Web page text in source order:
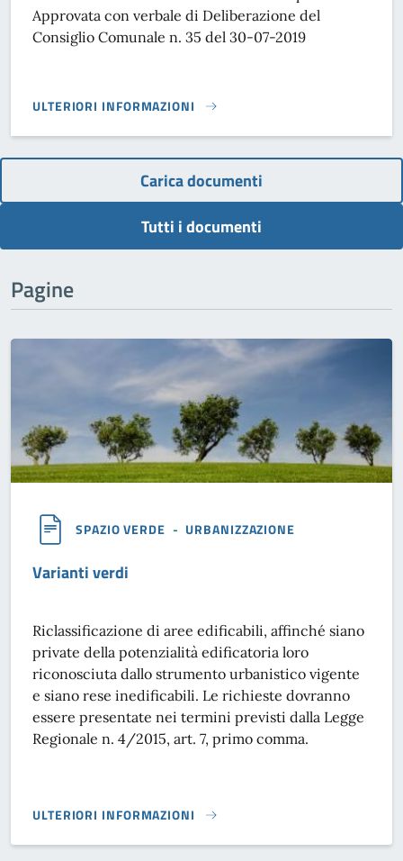
Approvata con verbale di Deliberazione del
Consiglio Comunale n. 35 del 30-07-2019
ULTERIORI INFORMAZIONI
PIANO DEGLI INTERVENTI - VARIANTE N. 3 AL PI}
Carica documenti
Tutti i documenti
Pagine
SPAZIO VERDE - URBANIZZAZIONE
Varianti verdi
Riclassificazione di aree edificabili, affinché siano
private della potenzialità edificatoria loro
riconosciuta dallo strumento urbanistico vigente
e siano rese inedificabili. Le richieste dovranno
essere presentate nei termini previsti dalla Legge
Regionale n. 4/2015, art. 7, primo comma.
ULTERIORI INFORMAZIONI
VARIANTI VERDI}